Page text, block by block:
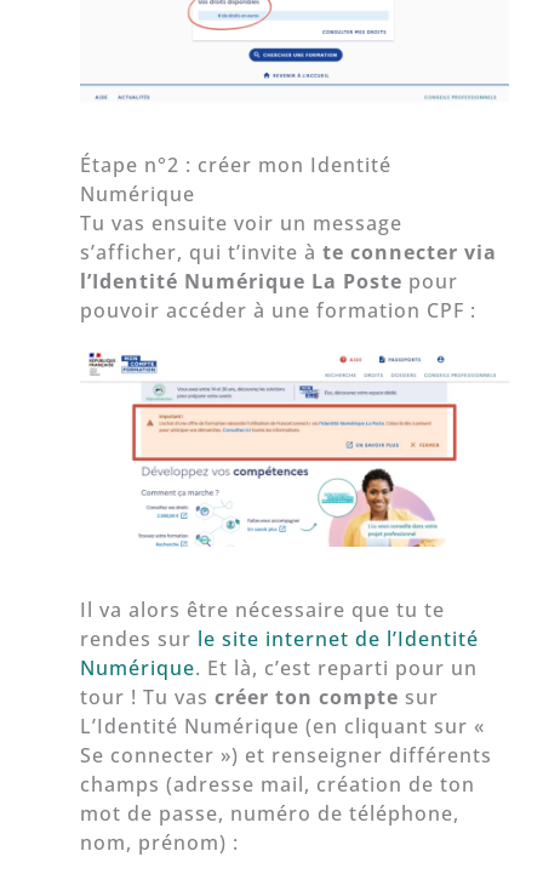
Étape n°2 : créer mon Identité
Numérique
Tu vas ensuite voir un message
s’afficher, qui t’invite àte connecter via
l’Identité Numérique La Poste pour
pouvoir accéder à une formation CPF :
Il va alors être nécessaire que tu te
rendes sur le site internet de l’Identité
Numérique. Et là, c’est reparti pour un
tour ! Tu vascréer ton comptesur
L’Identité Numérique (en cliquant sur «
Se connecter ») et renseigner différents
champs (adresse mail, création de ton
mot de passe, numéro de téléphone,
nom, prénom) :